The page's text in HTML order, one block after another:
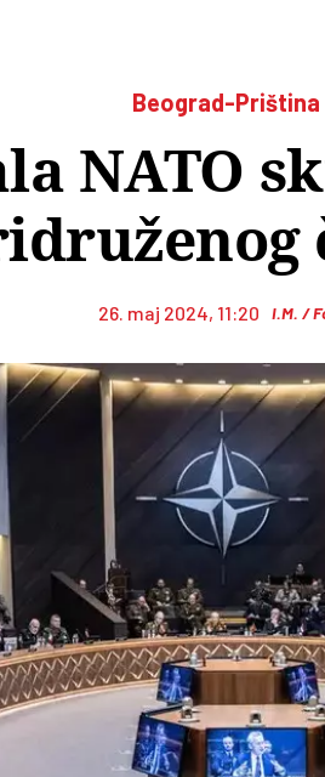
Beograd-Priština
NATO
26. maj 2024, 11:20 I.M. /